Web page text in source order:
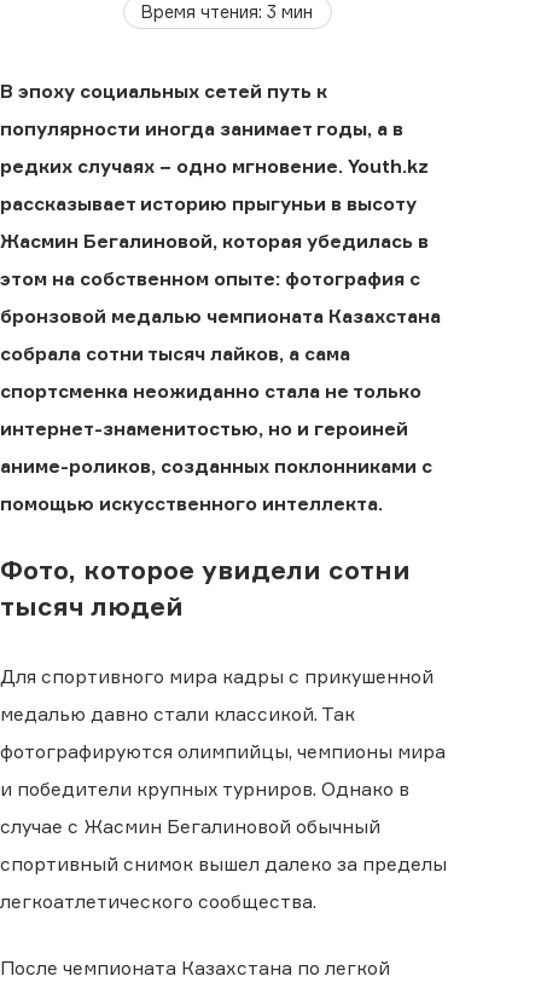
Время чтения:3 мин
В эпоху социальных сетей путь к
популярности иногда занимает годы, а в
редких случаях − одно мгновение. Youth.kz
рассказывает историю прыгуньи в высоту
Жасмин Бегалиновой, которая убедилась в
этом на собственном опыте: фотография с
бронзовой медалью чемпионата Казахстана
собрала сотни тысяч лайков, а сама
спортсменка неожиданно стала не только
интернет-знаменитостью, но и героиней
аниме-роликов, созданных поклонниками с
помощью искусственного интеллекта.
Фото, которое увидели сотни
тысяч людей
Для спортивного мира кадры с прикушенной
медалью давно стали классикой. Так
фотографируются олимпийцы, чемпионы мира
и победители крупных турниров. Однако в
случае с Жасмин Бегалиновой обычный
спортивный снимок вышел далеко за пределы
легкоатлетического сообщества.
После чемпионата Казахстана по легкой